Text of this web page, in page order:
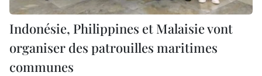
Indonésie, Philippines et Malaisie vont
organiser des patrouilles maritimes
communes